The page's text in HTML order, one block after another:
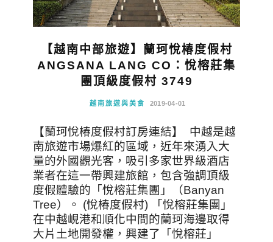
【越南中部旅遊】蘭珂悅椿度假村
ANGSANA LANG CO：悅榕莊集
團頂級度假村 3749
越南旅遊與美食 2019-04-01
【蘭珂悅椿度假村訂房連結】 中越是越
南旅遊市場爆紅的區域，近年來湧入大
量的外國觀光客，吸引多家世界級酒店
業者在這一帶興建旅館，包含強調頂級
度假體驗的「悅榕莊集團」（Banyan
Tree）。 (悅椿度假村) 「悅榕莊集團」
在中越峴港和順化中間的蘭珂海邊取得
大片土地開發權，興建了「悅榕莊」